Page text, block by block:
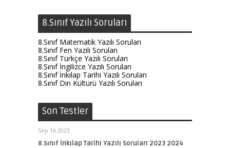
8.Sınıf Yazılı Soruları
8.Sınıf Matematik Yazılı Soruları
8.Sınıf Fen Yazılı Soruları
8.Sınıf Türkçe Yazılı Soruları
8.Sınıf İngilizce Yazılı Soruları
8.Sınıf İnkılap Tarihi Yazılı Soruları
8.Sınıf Din Kültürü Yazılı Soruları
Son Testler
Sep 16 2023
8.Sınıf İnkılap Tarihi Yazılı Soruları 2023 2024